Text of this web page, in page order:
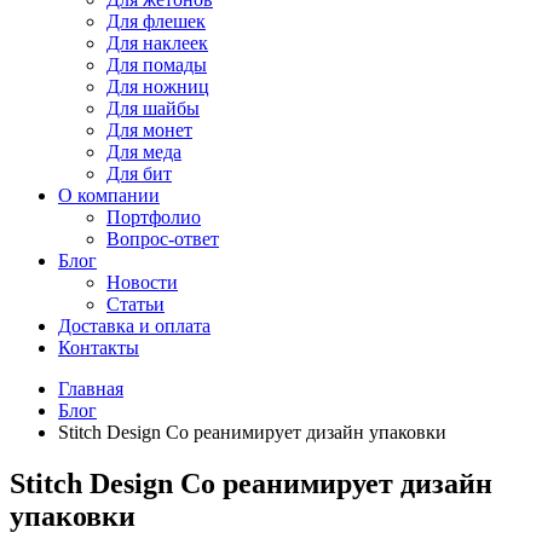
Для флешек
Для наклеек
Для помады
Для ножниц
Для шайбы
Для монет
Для меда
Для бит
О компании
Портфолио
Вопрос-ответ
Блог
Новости
Статьи
Доставка и оплата
Контакты
Главная
Блог
Stitch Design Co реанимирует дизайн упаковки
Stitch Design Co реанимирует дизайн
упаковки